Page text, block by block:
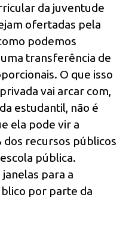
da juventude
ofertadas pela
podemos
transferência de
O que isso
vai arcar com,
estudantil, não é
ela pode vir a
dos recursos públicos
pública.
para a
por parte da